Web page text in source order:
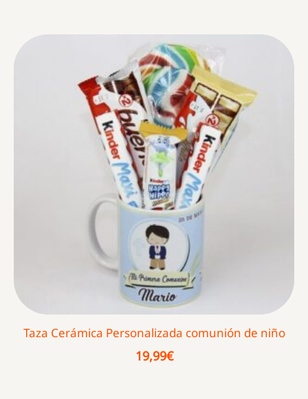
Taza Cerámica Personalizada comunión de niño
19,99€